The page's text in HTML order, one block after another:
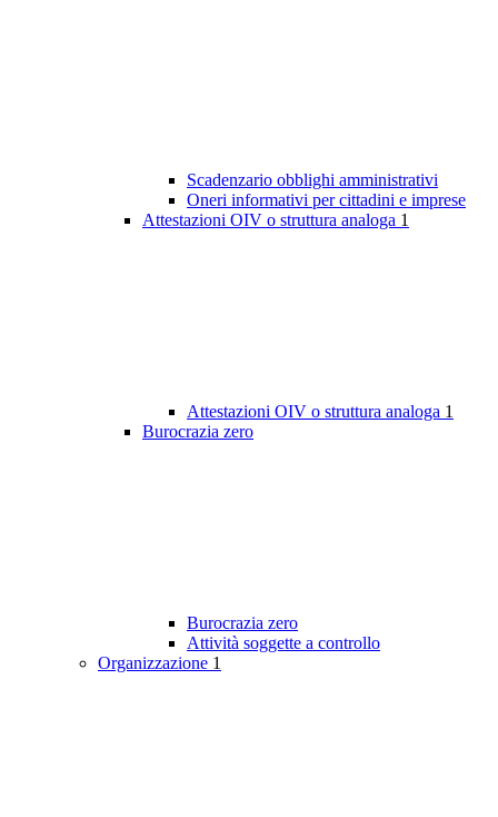
Scadenzario obblighi amministrativi
Oneri informativi per cittadini e imprese
Attestazioni OIV o struttura analoga 1
Attestazioni OIV o struttura analoga 1
Burocrazia zero
Burocrazia zero
Attività soggette a controllo
Organizzazione 1